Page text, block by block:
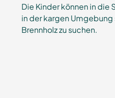
Die Kinder können in die
in der kargen
Brennholz zu suchen.